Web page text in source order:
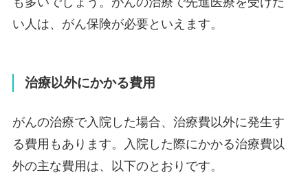
い人は、がん保険が必要といえます。
治療以外にかかる費用
がんの治療で入院した場合、治療費以外に発生す
る費用もあります。入院した際にかかる治療費以
外の主な費用は、以下のとおりです。